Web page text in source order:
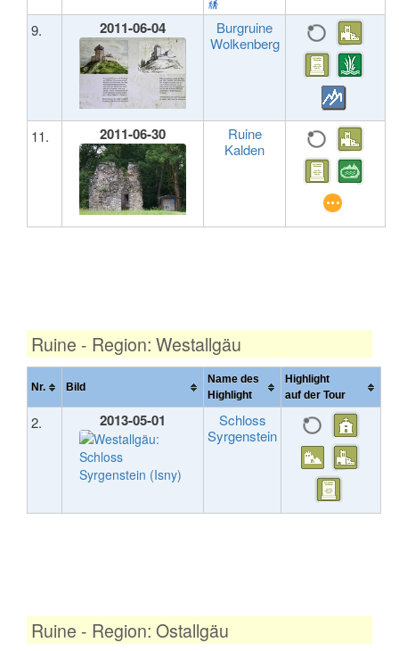
9. 2011-06-04
Burgruine
Wolkenberg
11. 2011-06-30
Ruine
Kalden
Ruine - Region: Westallgäu
Nr. Bild
Name des
Highlight
Highlight
auf der Tour
2. 2013-05-01
Schloss
Syrgenstein
Ruine - Region: Ostallgäu